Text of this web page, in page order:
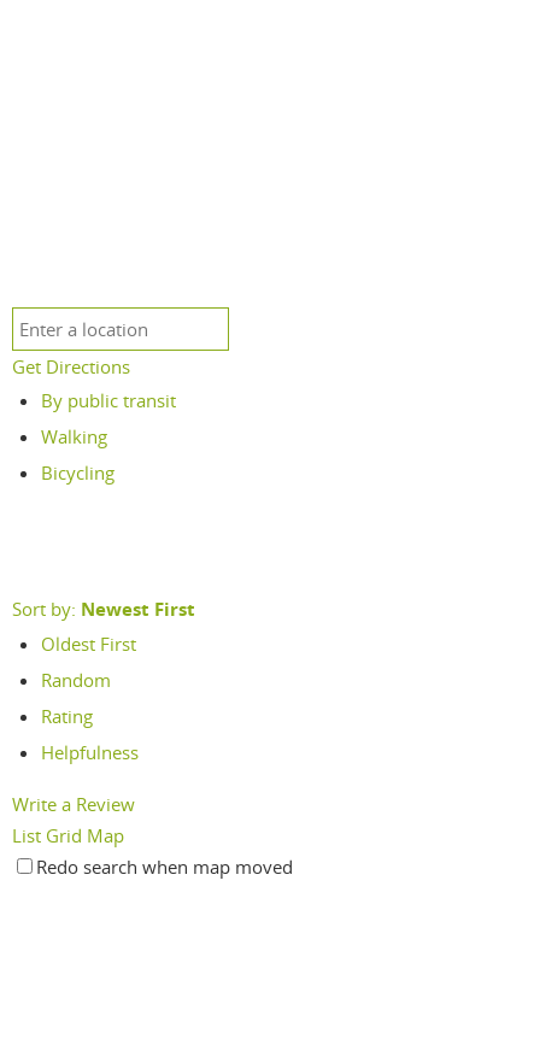
Get Directions
By public transit
Walking
Bicycling
Sort by: Newest First
Oldest First
Random
Rating
Helpfulness
Write a Review
List Grid Map
Redo search when map moved